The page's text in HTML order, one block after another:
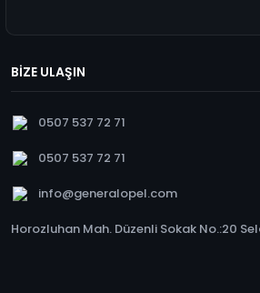
BİZE ULAŞIN
0507 537 72 71
0507 537 72 71
info@generalopel.com
Horozluhan Mah. Düzenli Sokak No.:20